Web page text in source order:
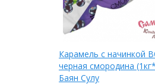
Карамель с начинкой
черная смородина
Баян Сулу